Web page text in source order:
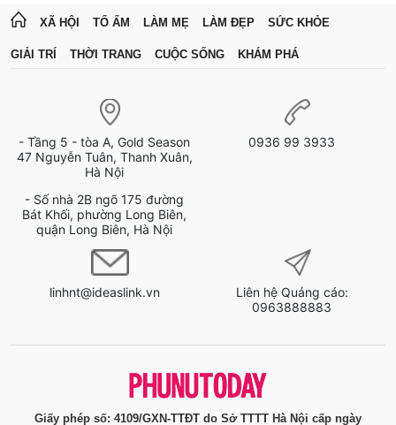
XÃ HỘI TỔ ẤM LÀM MẸ LÀM ĐẸP SỨC KHỎE
GIẢI TRÍ THỜI TRANG CUỘC SỐNG KHÁM PHÁ
- Tầng 5 - tòa A, Gold Season
47 Nguyễn Tuân, Thanh Xuân,
Hà Nội
- Số nhà 2B ngõ 175 đường
Bát Khối, phường Long Biên,
quận Long Biên, Hà Nội
0936 99 3933
linhnt@ideaslink.vn
Liên hệ Quảng cáo:
0963888883
Giấy phép số: 4109/GXN-TTĐT do Sở TTTT Hà Nội cấp ngày